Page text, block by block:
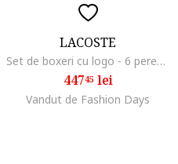
LACOSTE
Set de boxeri cu logo - 6 perechi, Negru/Gri/Albastru
44745lei
Vandut de Fashion Days